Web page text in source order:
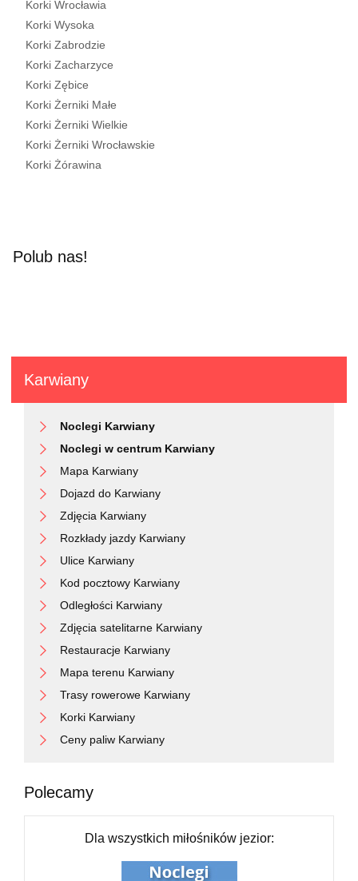
Korki Wrocławia
Korki Wysoka
Korki Zabrodzie
Korki Zacharzyce
Korki Zębice
Korki Żerniki Małe
Korki Żerniki Wielkie
Korki Żerniki Wrocławskie
Korki Żórawina
Polub nas!
Karwiany
Noclegi Karwiany
Noclegi w centrum Karwiany
Mapa Karwiany
Dojazd do Karwiany
Zdjęcia Karwiany
Rozkłady jazdy Karwiany
Ulice Karwiany
Kod pocztowy Karwiany
Odległości Karwiany
Zdjęcia satelitarne Karwiany
Restauracje Karwiany
Mapa terenu Karwiany
Trasy rowerowe Karwiany
Korki Karwiany
Ceny paliw Karwiany
Polecamy
Dla wszystkich miłośników jezior: